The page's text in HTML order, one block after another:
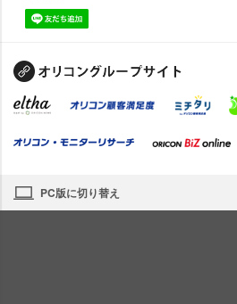
PC版に切り替え